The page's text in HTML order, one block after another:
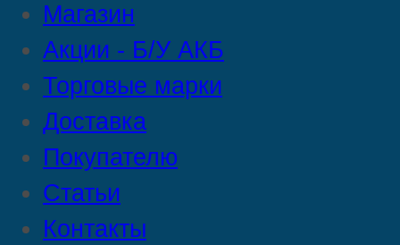
Магазин
Акции - Б/У АКБ
Торговые марки
Доставка
Покупателю
Статьи
Контакты